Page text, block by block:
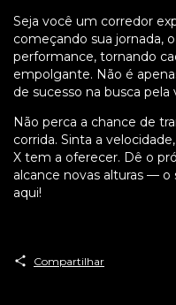
Seja você um corredor
começando sua jornada,
performance, tornando
empolgante. Não é
de sucesso na busca
Não perca a chance de
corrida. Sinta a
X tem a oferecer. Dê o
alcance novas alturas —
aqui!
Compartilhar